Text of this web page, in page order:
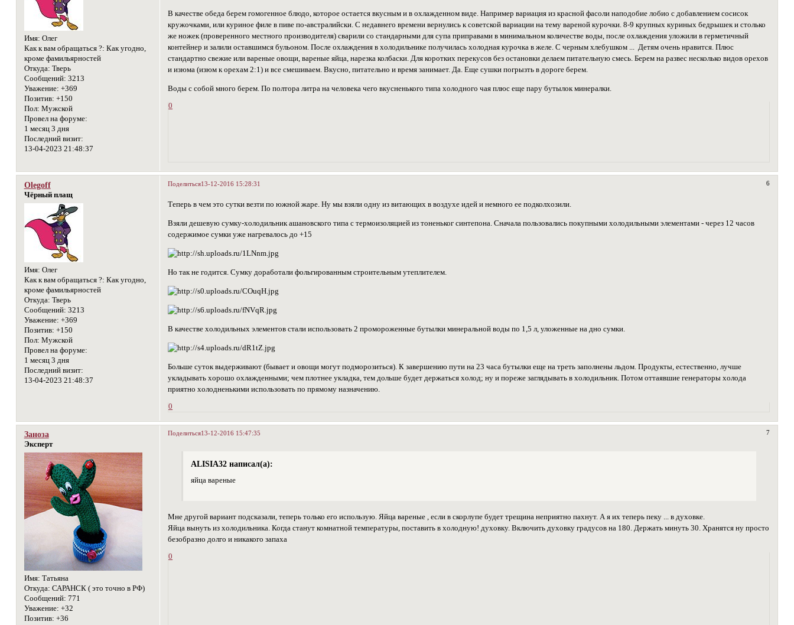
Имя: Олег
Как к вам обращаться ?: Как угодно,
кроме фамильярностей
Откуда: Тверь
Сообщений: 3213
Уважение: +369
Позитив: +150
Пол: Мужской
Провел на форуме:
1 месяц 3 дня
Последний визит:
13-04-2023 21:48:37
В качестве обеда берем гомогенное блюдо, которое остается вкусным и в охлажденном виде. Например вариация из красной фасоли наподобие лобио с добавлением сосисок
кружочками, или куриное филе в пиве по-австралийски. С недавнего времени вернулись к советской вариации на тему вареной курочки. 8-9 крупных куриных бедрышек и столько
же ножек (проверенного местного производителя) сварили со стандарными для супа приправами в минимальном количестве воды, после охлаждения уложили в герметичный
контейнер и залили оставшимся бульоном. После охлаждения в холодильнике получилась холодная курочка в желе. С черным хлебушком ... Детям очень нравится. Плюс
стандартно свежие или вареные овощи, вареные яйца, нарезка колбаски. Для коротких перекусов без остановки делаем питательную смесь. Берем на развес несколько видов орехов
и изюма (изюм к орехам 2:1) и все смешиваем. Вкусно, питательно и время занимает. Да. Еще сушки погрызть в дороге берем.
Воды с собой много берем. По полтора литра на человека чего вкусненького типа холодного чая плюс еще пару бутылок минералки.
0
Поделиться 6
13-12-2016 15:28:31
Olegoff
Чёрный плащ
Имя: Олег
Как к вам обращаться ?: Как угодно,
кроме фамильярностей
Откуда: Тверь
Сообщений: 3213
Уважение: +369
Позитив: +150
Пол: Мужской
Провел на форуме:
1 месяц 3 дня
Последний визит:
13-04-2023 21:48:37
Теперь в чем это сутки везти по южной жаре. Ну мы взяли одну из витающих в воздухе идей и немного ее подколхозили.
Взяли дешевую сумку-холодильник ашановского типа с термоизоляцией из тоненьког синтепона. Сначала пользовались покупными холодильными элементами - через 12 часов
содержимое сумки уже нагревалось до +15
Но так не годится. Сумку доработали фольгированным строительным утеплителем.
В качестве холодильных элементов стали использовать 2 промороженные бутылки минеральной воды по 1,5 л, уложенные на дно сумки.
Больше суток выдерживают (бывает и овощи могут подморозиться). К завершению пути на 23 часа бутылки еще на треть заполнены льдом. Продукты, естественно, лучше
укладывать хорошо охлажденными; чем плотнее укладка, тем дольше будет держаться холод; ну и пореже заглядывать в холодильник. Потом оттаявшие генераторы холода
приятно холодненькими использовать по прямому назначению.
0
Поделиться 7
13-12-2016 15:47:35
Заноза
Эксперт
Имя: Татьяна
Откуда: САРАНСК ( это точно в РФ)
Сообщений: 771
Уважение: +32
Позитив: +36
ALISIA32 написал(а):
яйца вареные
Мне другой вариант подсказали, теперь только его использую. Яйца вареные , если в скорлупе будет трещина неприятно пахнут. А я их теперь пеку ... в духовке.
Яйца вынуть из холодильника. Когда станут комнатной температуры, поставить в холодную! духовку. Включить духовку градусов на 180. Держать минуть 30. Хранятся ну просто
безобразно долго и никакого запаха
0